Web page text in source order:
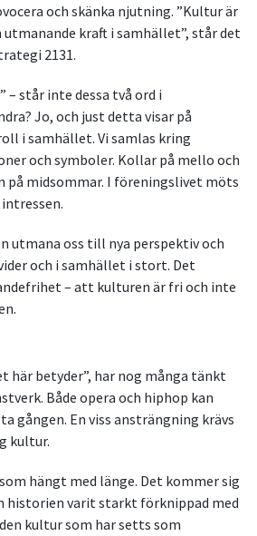
och skänka njutning. ”Kultur är
utmanande kraft i samhället”, står det
2131.
– står inte dessa två ord i
Jo, och just detta visar på
i samhället. Vi samlas kring
och symboler. Kollar på mello och
på midsommar. I föreningslivet möts
utmana oss till nya perspektiv och
och i samhället i stort. Det
– att kulturen är fri och inte
här betyder”, har nog många tänkt
Både opera och hiphop kan
gången. En viss ansträngning krävs
kultur.
hängt med länge. Det kommer sig
historien varit starkt förknippad med
kultur som har setts som